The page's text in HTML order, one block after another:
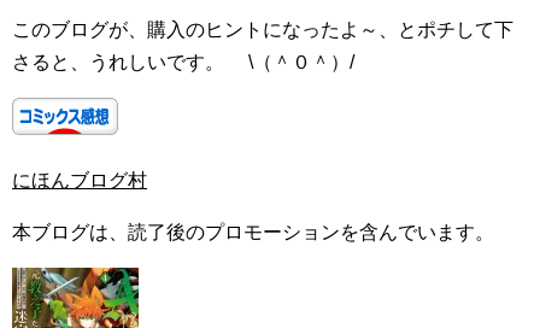
このブログが、購入のヒントになったよ～、とポチして下
さると、うれしいです。 \（＾０＾）/
にほんブログ村
本ブログは、読了後のプロモーションを含んでいます。